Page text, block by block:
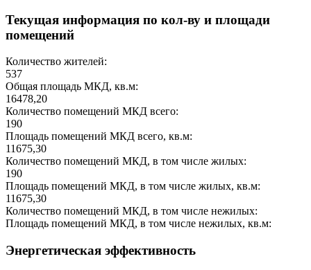
Текущая информация по кол-ву и площади
помещений
Количество жителей:
537
Общая площадь МКД, кв.м:
16478,20
Количество помещений МКД всего:
190
Площадь помещений МКД всего, кв.м:
11675,30
Количество помещений МКД, в том числе жилых:
190
Площадь помещений МКД, в том числе жилых, кв.м:
11675,30
Количество помещений МКД, в том числе нежилых:
Площадь помещений МКД, в том числе нежилых, кв.м:
Энергетическая эффективность